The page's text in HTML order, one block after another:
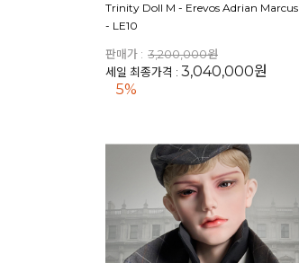
Trinity Doll M - Erevos Adrian Marcus
- LE10
판매가 : 3,200,000원
세일 최종가격 : 3,040,000원
5%